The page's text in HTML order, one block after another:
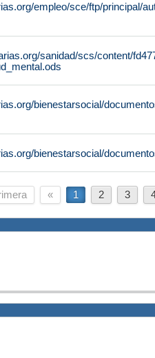
empleo/sce/ftp/principal/
sanidad/scs/content/
bienestarsocial/
bienestarsocial/
« 1 2 3